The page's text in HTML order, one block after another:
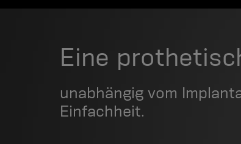
Eine
unabhängig vom
Einfachheit.